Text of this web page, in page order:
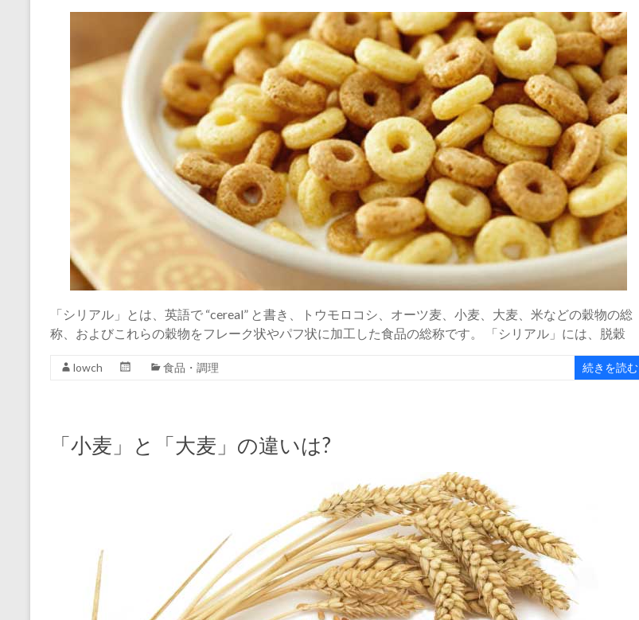
「シリアル」とは、英語で “cereal” と書き、トウモロコシ、オーツ麦、小麦、大麦、米などの穀物の総
称、およびこれらの穀物をフレーク状やパフ状に加工した食品の総称です。 「シリアル」には、脱穀
lowch 食品・調理 続きを読む
「小麦」と「大麦」の違いは?